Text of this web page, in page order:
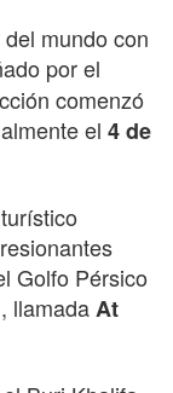
mundo con
por el
comenzó
el 4 de
Golfo Pérsico
llamadaAt